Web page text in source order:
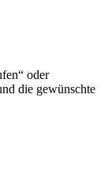
oder
die gewünschte